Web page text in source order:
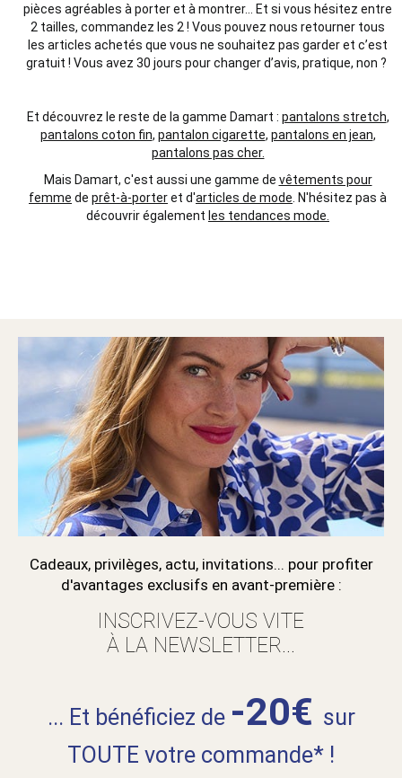
pièces agréables à porter et à montrer… Et si vous hésitez entre
2 tailles, commandez les 2 ! Vous pouvez nous retourner tous
les articles achetés que vous ne souhaitez pas garder et c’est
gratuit ! Vous avez 30 jours pour changer d’avis, pratique, non ?
Et découvrez le reste de la gamme Damart : pantalons stretch,
pantalons coton fin, pantalon cigarette, pantalons en jean,
pantalons pas cher.
Mais Damart, c'est aussi une gamme de vêtements pour
femme de prêt-à-porteret d'articles de mode . N'hésitez pas à
découvrir également les tendances mode.
Cadeaux, privilèges, actu, invitations... pour profiter
d'avantages exclusifs en avant-première :
INSCRIVEZ-VOUS VITE
À LA NEWSLETTER...
... Et bénéficiez de -20€ sur
TOUTE votre commande* !